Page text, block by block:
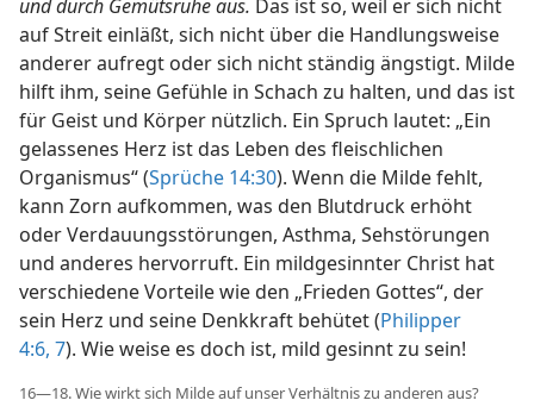
und durch Gemütsruhe aus. Das ist so, weil er sich nicht
auf Streit einläßt, sich nicht über die Handlungsweise
anderer aufregt oder sich nicht ständig ängstigt. Milde
hilft ihm, seine Gefühle in Schach zu halten, und das ist
für Geist und Körper nützlich. Ein Spruch lautet: „Ein
gelassenes Herz ist das Leben des fleischlichen
Organismus“ (Sprüche 14:30). Wenn die Milde fehlt,
kann Zorn aufkommen, was den Blutdruck erhöht
oder Verdauungsstörungen, Asthma, Sehstörungen
und anderes hervorruft. Ein mildgesinnter Christ hat
verschiedene Vorteile wie den „Frieden Gottes“, der
sein Herz und seine Denkkraft behütet (Philipper
4:6, 7). Wie weise es doch ist, mild gesinnt zu sein!
16—18. Wie wirkt sich Milde auf unser Verhältnis zu anderen aus?